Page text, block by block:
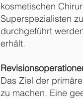
kosmetischen
Superspezialisten
durchgeführt
erhält.
Das Ziel der
zu machen. Eine